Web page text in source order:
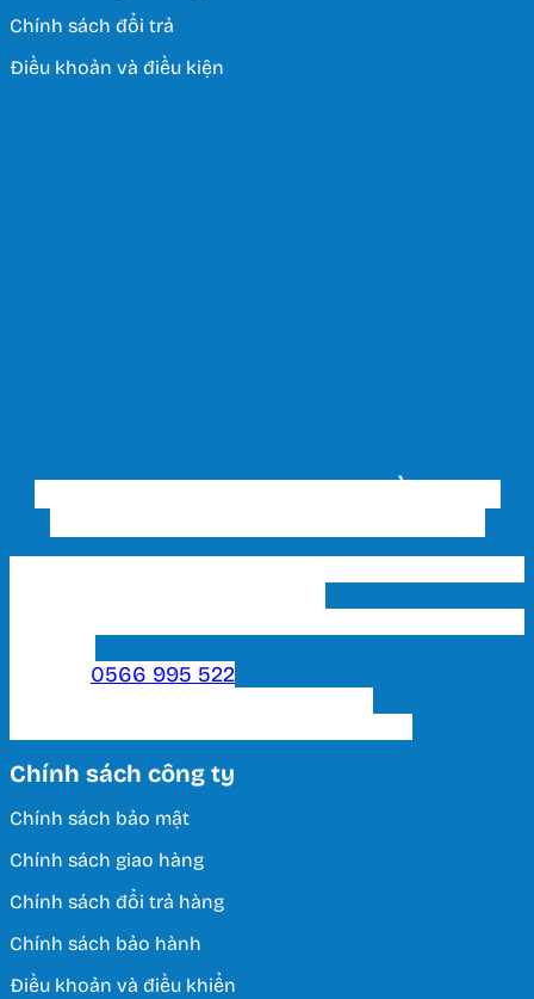
Chính sách đổi trả
Điều khoản và điều kiện
0566 995 522
Chính sách công ty
Chính sách bảo mật
Chính sách giao hàng
Chính sách đổi trả hàng
Chính sách bảo hành
Điều khoản và điều khiển